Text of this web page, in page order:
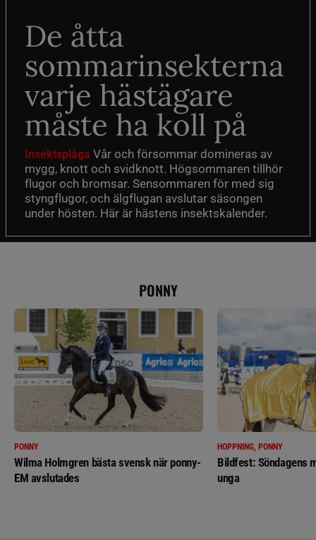
De åtta
sommarinsekterna
varje hästägare
måste ha koll på
Insektsplåga Vår och försommar domineras av
mygg, knott och svidknott. Högsommaren tillhör
flugor och bromsar. Sensommaren för med sig
styngflugor, och älgflugan avslutar säsongen
under hösten. Här är hästens insektskalender.
PONNY
PONNY
Wilma Holmgren bästa svensk när ponny-
EM avslutades
HOPPNING, PONNY
Bildfest: Söndagens
unga